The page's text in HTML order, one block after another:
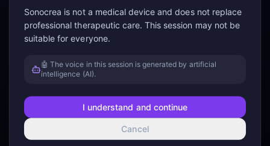
0:00 22:22
Sonocrea is not a medical device and does not replace
professional therapeutic care. This session may not be
suitable for everyone.
🤖 The voice in this session is generated by artificial
intelligence (AI).
I understand and continue
Cancel